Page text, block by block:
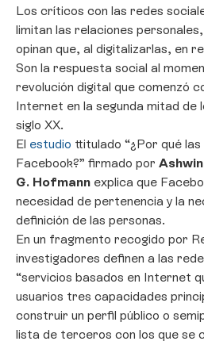
Los críticos con las redes
limitan las relaciones
opinan que, al digitalizarlas, en
Son la respuesta social al
revolución digital que comenzó
Internet en la segunda mitad de
siglo XX.
El estudio ttitulado “¿Por qué
Facebook?” firmado por
G. Hofmann explica que
necesidad de pertenencia y la
definición de las personas.
En un fragmento recogido por
investigadores definen a las
“servicios basados en Internet
usuarios tres capacidades
construir un perfil público o
lista de terceros con los que se